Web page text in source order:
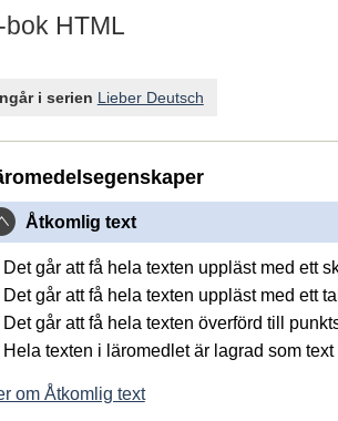
bok HTML
i serien Lieber Deutsch
Åtkomlig text
Det går att få hela texten uppläst med ett
Det går att få hela texten uppläst med ett
Det går att få hela texten överförd till
Hela texten i läromedlet är lagrad som
om Åtkomlig text